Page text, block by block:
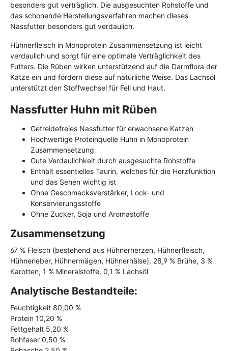
besonders gut verträglich. Die ausgesuchten Rohstoffe und
das schonende Herstellungsverfahren machen dieses
Nassfutter besonders gut verdaulich.
Hühnerfleisch in Monoprotein Zusammensetzung ist leicht
verdaulich und sorgt für eine optimale Verträglichkeit des
Futters. Die Rüben wirken unterstützend auf die Darmflora der
Katze ein und fördern diese auf natürliche Weise. Das Lachsöl
unterstützt den Stoffwechsel für Fell und Haut.
Nassfutter Huhn mit Rüben
Getreidefreies Nassfutter für erwachsene Katzen
Hochwertige Proteinquelle Huhn in Monoprotein
Zusammensetzung
Gute Verdaulichkeit durch ausgesuchte Rohstoffe
Enthält essentielles Taurin, welches für die Herzfunktion
und das Sehen wichtig ist
Ohne Geschmacksverstärker, Lock- und
Konservierungsstoffe
Ohne Zucker, Soja und Aromastoffe
Zusammensetzung
67 % Fleisch (bestehend aus Hühnerherzen, Hühnerfleisch,
Hühnerleber, Hühnermägen, Hühnerhälse), 28,9 % Brühe, 3 %
Karotten, 1 % Mineralstoffe, 0,1 % Lachsöl
Analytische Bestandteile:
Feuchtigkeit 80,00 %
Protein 10,20 %
Fettgehalt 5,20 %
Rohfaser 0,50 %